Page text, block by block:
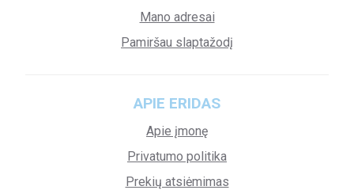
Mano adresai
Pamiršau slaptažodį
APIE ERIDAS
Apie įmonę
Privatumo politika
Prekių atsiėmimas